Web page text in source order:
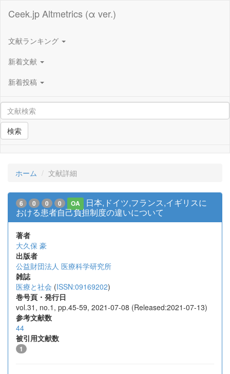
Ceek.jp Altmetrics (α ver.)
文献ランキング
新着文献
新着投稿
検索
ホーム 文献詳細
6 0 0 0 OA
日本,ドイツ,フランス,イギリスに
おける患者自己負担制度の違いについて
著者
大久保 豪
出版者
公益財団法人 医療科学研究所
雑誌
医療と社会 (ISSN:09169202)
巻号頁・発行日
vol.31, no.1, pp.45-59, 2021-07-08 (Released:2021-07-13)
参考文献数
44
被引用文献数
1